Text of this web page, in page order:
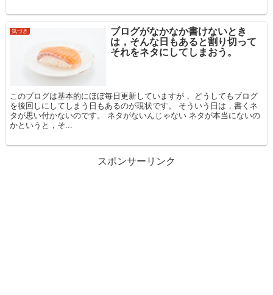
気づき
ブログがなかなか書けないとき
は，そんな日もあると割り切って
それをネタにしてしまおう。
このブログは基本的にほぼ毎日更新していますが， どうしてもブログ
を後回しにしてしまう日もあるのが現状です。 そういう日は，書くネ
タが思い付かないのです。 ネタがないんじゃない ネタが本当にないの
かというと，そ...
スポンサーリンク